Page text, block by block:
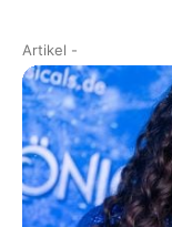
Artikel -